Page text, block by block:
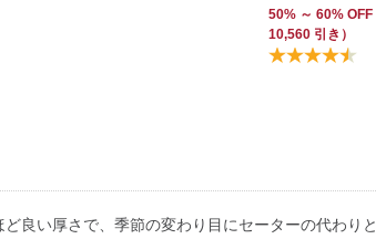
50% ～ 60% OFF
10,560 引き）
良い厚さで、季節の変わり目にセーターの代わり